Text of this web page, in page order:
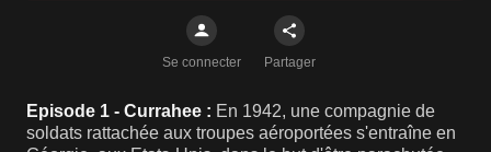
Se connecter Partager
Episode 1 - Currahee : En 1942, une compagnie de
soldats rattachée aux troupes aéroportées s'entraîne en